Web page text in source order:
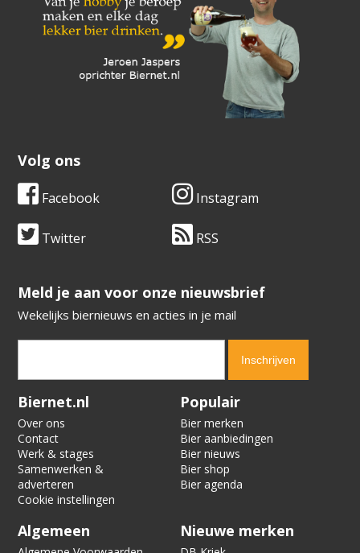
Volg ons
Facebook Instagram
Twitter RSS
​​​​​​​Meld je aan voor onze nieuwsbrief
Wekelijks biernieuws en acties in je mail
Verification code:
Biernet.nl
Over ons
Contact
Werk & stages
Samenwerken &
adverteren
Cookie instellingen
Populair
Bier merken
Bier aanbiedingen
Bier nieuws
Bier shop
Bier agenda
Algemeen Nieuwe merken